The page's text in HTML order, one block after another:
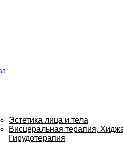
Эстетика лица и тела
Висцеральная терапия,
Гирудотерапия